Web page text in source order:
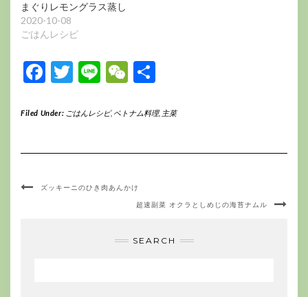
まぐりレモングラス蒸し
2020-10-08
ごはんレシピ
Facebook
Twitter
LineWeChat
Filed Under: ごはんレシピ, ベトナム料理, 主菜
ズッキーニのひき肉あんかけ
超速副菜 オクラとしめじの海苔ナムル
SEARCH